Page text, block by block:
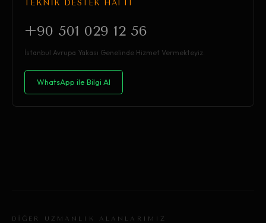
TEKNİK DESTEK HATTI
+90 501 029 12 56
İstanbul Avrupa Yakası Genelinde Hizmet Vermekteyiz.
WhatsApp ile Bilgi Al
DİĞER UZMANLIK ALANLARIMIZ